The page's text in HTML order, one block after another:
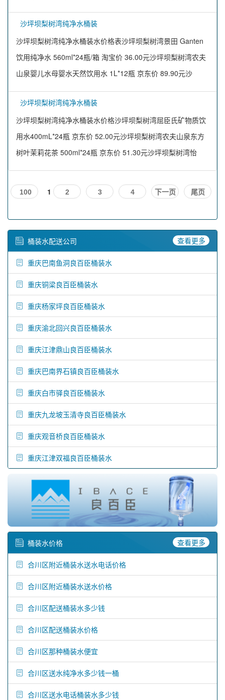
沙坪坝梨树湾纯净水桶装
沙坪坝梨树湾纯净水桶装水价格表沙坪坝梨树湾景田 Ganten
饮用纯净水 560ml*24瓶/箱 淘宝价 36.00元沙坪坝梨树湾农夫
山泉婴儿水母婴水天然饮用水 1L*12瓶 京东价 89.90元沙
沙坪坝梨树湾纯净水桶装
沙坪坝梨树湾纯净水桶装水价格沙坪坝梨树湾屈臣氏矿物质饮
用水400mL*24瓶 京东价 52.00元沙坪坝梨树湾农夫山泉东方
树叶茉莉花茶 500ml*24瓶 京东价 51.30元沙坪坝梨树湾怡
100 1 2 3 4 下一页 尾页
桶装水配送公司 查看更多
重庆巴南鱼洞良百臣桶装水
重庆铜梁良百臣桶装水
重庆杨家坪良百臣桶装水
重庆渝北回兴良百臣桶装水
重庆江津鼎山良百臣桶装水
重庆巴南界石镇良百臣桶装水
重庆白市驿良百臣桶装水
重庆九龙坡玉清寺良百臣桶装水
重庆观音桥良百臣桶装水
重庆江津双福良百臣桶装水
桶装水价格 查看更多
合川区附近桶装水送水电话价格
合川区附近桶装水送水价格
合川区配送桶装水多少钱
合川区配送桶装水价格
合川区那种桶装水便宜
合川区送水纯净水多少钱一桶
合川区送水电话桶装水多少钱